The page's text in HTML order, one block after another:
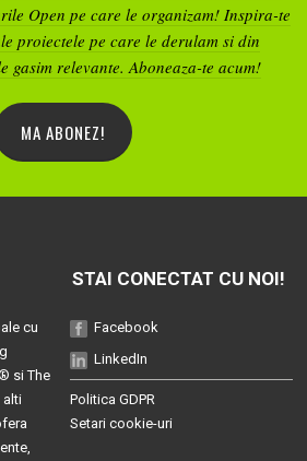
Open pe care le organizam! Inspira-te
proiectele pe care le derulam si din
gasim relevante. Aboneaza-te acum!
MA ABONEZ!
cu
siThe
alti
STAI CONECTAT CU NOI!
Facebook
LinkedIn
Politica GDPR
Setari cookie-uri